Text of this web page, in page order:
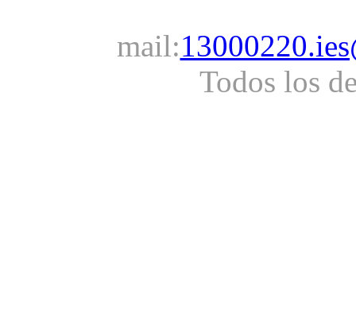
mail:
Todos los